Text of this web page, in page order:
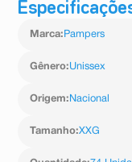
Marca: Pampers
Gênero:Unissex
Origem: Nacional
Tamanho:XXG